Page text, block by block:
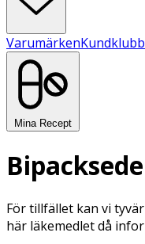
VarumärkenKundklubb
Mina Recept
För tillfället kan vi
här läkemedlet då